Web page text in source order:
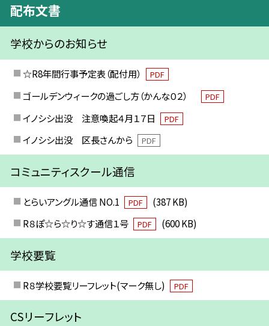
配布文書
学校からのお知らせ
☆R8年間行事予定表（配付用） PDF
ゴールデンウィークの過ごし方（かんな０２） PDF
イノシシ出没 注意喚起４月１７日 PDF
イノシシ出没 区長さんから PDF
コミュニティスクール通信
とらいアングル通信 NO.1 PDF
(387 KB)
R８ぽ☆ら☆り☆す通信１号
PDF (600 KB)
学校要覧
R８学校要覧リーフレット(マーク無し) PDF
CSリーフレット